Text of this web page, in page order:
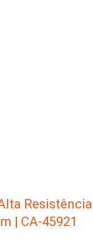
Resistência
| CA-45921